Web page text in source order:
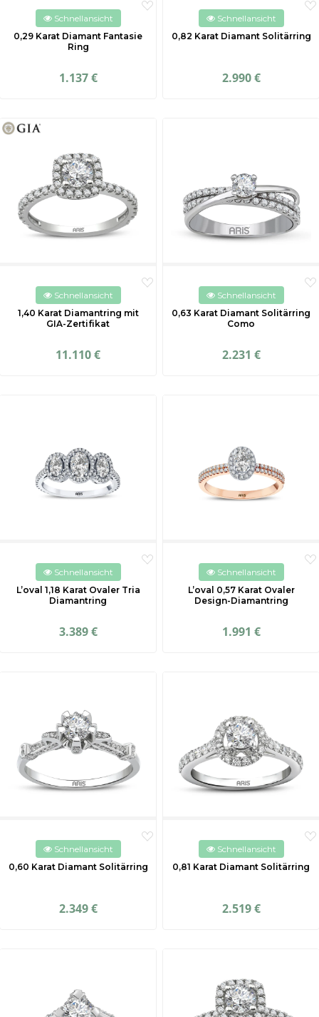
Schnellansicht
0,29 Karat Diamant Fantasie
Ring
1.137 €
Schnellansicht
0,82 Karat Diamant Solitärring
2.990 €
Schnellansicht
1,40 Karat Diamantring mit
GIA-Zertifikat
11.110 €
Schnellansicht
0,63 Karat Diamant Solitärring
Como
2.231 €
Schnellansicht
L’oval 1,18 Karat Ovaler Tria
Diamantring
3.389 €
Schnellansicht
L’oval 0,57 Karat Ovaler
Design-Diamantring
1.991 €
Schnellansicht
0,60 Karat Diamant Solitärring
2.349 €
Schnellansicht
0,81 Karat Diamant Solitärring
2.519 €